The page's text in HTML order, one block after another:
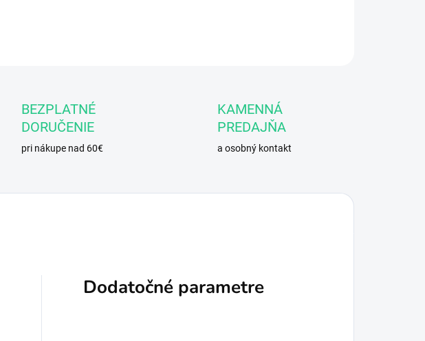
BEZPLATNÉ
DORUČENIE
pri nákupe nad 60€
KAMENNÁ
PREDAJŇA
a osobný kontakt
Dodatočné parametre